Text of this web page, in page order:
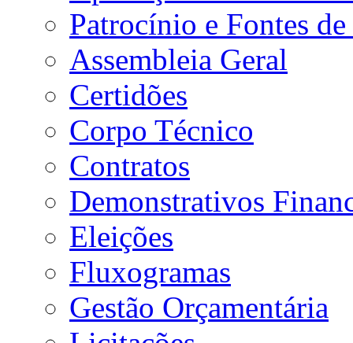
Patrocínio e Fontes de
Assembleia Geral
Certidões
Corpo Técnico
Contratos
Demonstrativos
Eleições
Fluxogramas
Gestão Orçamentária